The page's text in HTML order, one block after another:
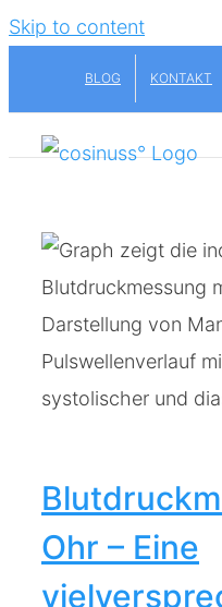
Skip to content
BLOG KONTAKT
Ohr – Eine